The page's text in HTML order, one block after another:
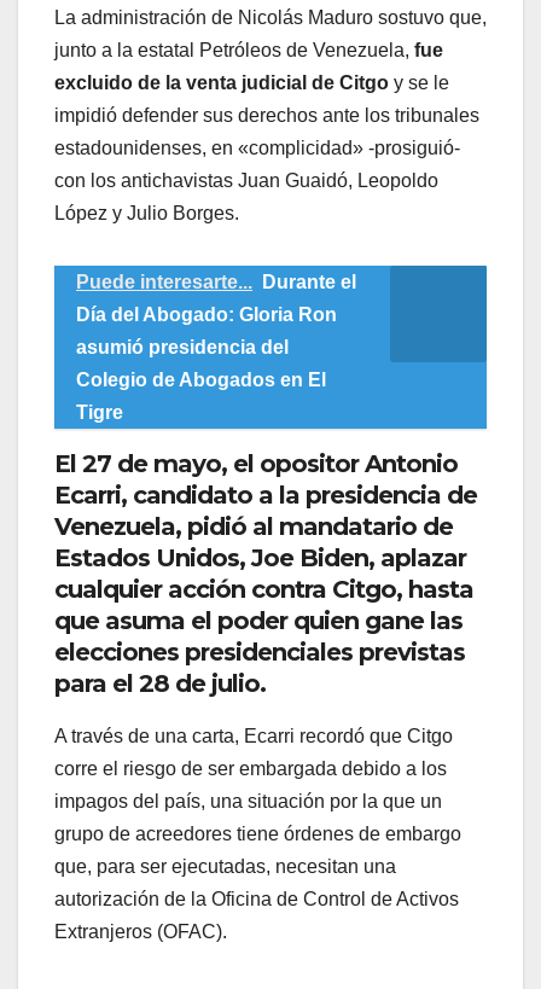
La administración de Nicolás Maduro sostuvo que,
junto a la estatal Petróleos de Venezuela, fue
excluido de la venta judicial de Citgo y se le
impidió defender sus derechos ante los tribunales
estadounidenses, en «complicidad» -prosiguió-
con los antichavistas Juan Guaidó, Leopoldo
López y Julio Borges.
Puede interesarte...
Durante el
Día del Abogado: Gloria Ron
asumió presidencia del
Colegio de Abogados en El
Tigre
El 27 de mayo, el opositor Antonio
Ecarri, candidato a la presidencia de
Venezuela, pidió al mandatario de
Estados Unidos, Joe Biden, aplazar
cualquier acción contra Citgo, hasta
que asuma el poder quien gane las
elecciones presidenciales previstas
para el 28 de julio.
A través de una carta, Ecarri recordó que Citgo
corre el riesgo de ser embargada debido a los
impagos del país, una situación por la que un
grupo de acreedores tiene órdenes de embargo
que, para ser ejecutadas, necesitan una
autorización de la Oficina de Control de Activos
Extranjeros (OFAC).